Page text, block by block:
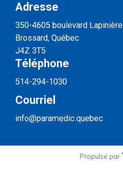
Adresse
350-4605 boulevard Lapinière
Brossard, Québec
J4Z 3T5
Téléphone
514-294-1030
Courriel
info@paramedic.quebec
Propulsé par